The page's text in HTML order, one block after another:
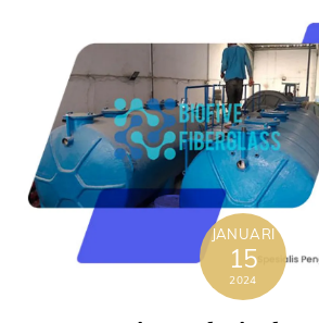
JANUARI
15
2024